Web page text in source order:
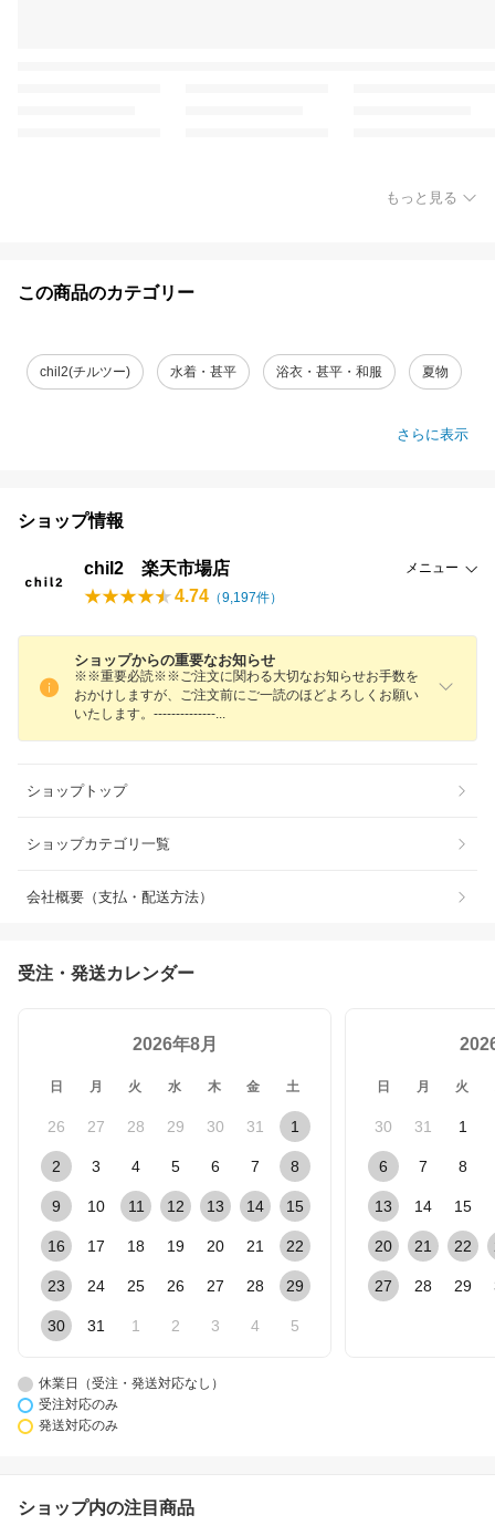
もっと見る
この商品のカテゴリー
chil2(チルツー) 水着・甚平 浴衣・甚平・和服 夏物
さらに表示
ショップ情報
chil2 楽天市場店 メニュー
4.74 （9,197件）
ショップからの重要なお知らせ
※※重要必読※※ご注文に関わる大切なお知らせお手数を
おかけしますが、ご注文前にご一読のほどよろしくお願い
いたします。--------------
ショップトップ
ショップカテゴリ一覧
会社概要（支払・配送方法）
受注・発送カレンダー
2026年8月
日 月 火 水 木 金 土
26 27 28 29 30 31 1
2 3 4 5 6 7 8
9 10 11 12 13 14 15
16 17 18 19 20 21 22
23 24 25 26 27 28 29
30 31 1 2 3 4 5
日 月 火
30 31 1
6 7 8
13 14 15
20 21 22
27 28 29
休業日（受注・発送対応なし）
受注対応のみ
発送対応のみ
ショップ内の注目商品